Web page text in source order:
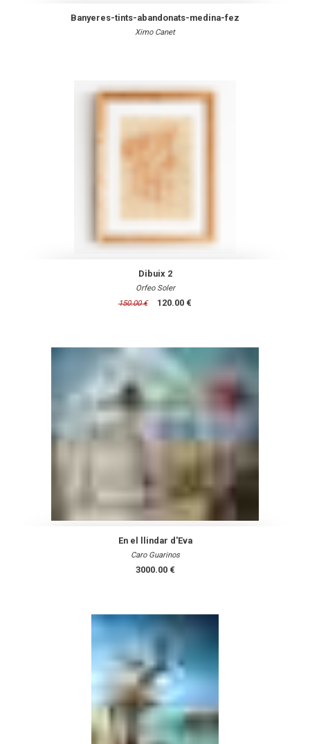
Banyeres-tints-abandonats-medina-fez
Ximo Canet
Dibuix 2
Orfeo Soler
150.00 €
120.00 €
En el llindar d'Eva
Caro Guarinos
3000.00 €